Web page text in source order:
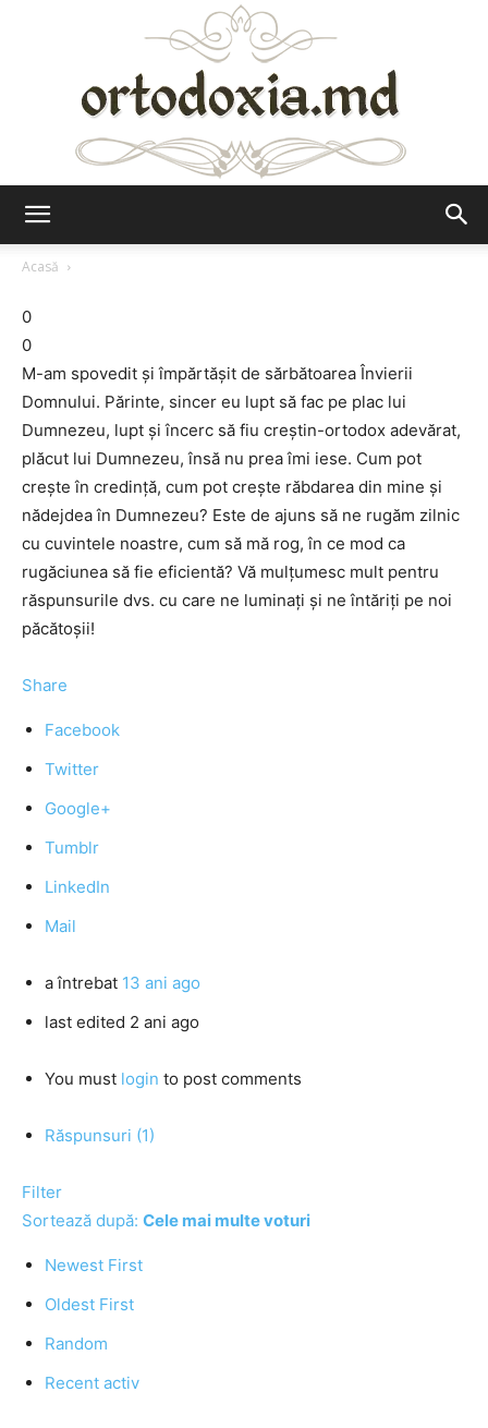
Acasă
0
0
M-am spovedit și împărtășit de sărbătoarea Învierii
Domnului. Părinte, sincer eu lupt să fac pe plac lui
Dumnezeu, lupt și încerc să fiu creștin-ortodox adevărat,
plăcut lui Dumnezeu, însă nu prea îmi iese. Cum pot
crește în credință, cum pot crește răbdarea din mine și
nădejdea în Dumnezeu? Este de ajuns să ne rugăm zilnic
cu cuvintele noastre, cum să mă rog, în ce mod ca
rugăciunea să fie eficientă? Vă mulțumesc mult pentru
răspunsurile dvs. cu care ne luminați și ne întăriți pe noi
păcătoșii!
Share
Facebook
Twitter
Google+
Tumblr
LinkedIn
Mail
a întrebat 13 ani ago
last edited 2 ani ago
You must login to post comments
Răspunsuri (1)
Filter
Sortează după: Cele mai multe voturi
Newest First
Oldest First
Random
Recent activ